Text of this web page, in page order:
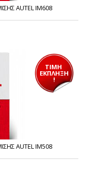
AUTEL IM608
ΤΙΜΗ
ΕΚΠΛΗΞΗ
!
AUTEL IM508